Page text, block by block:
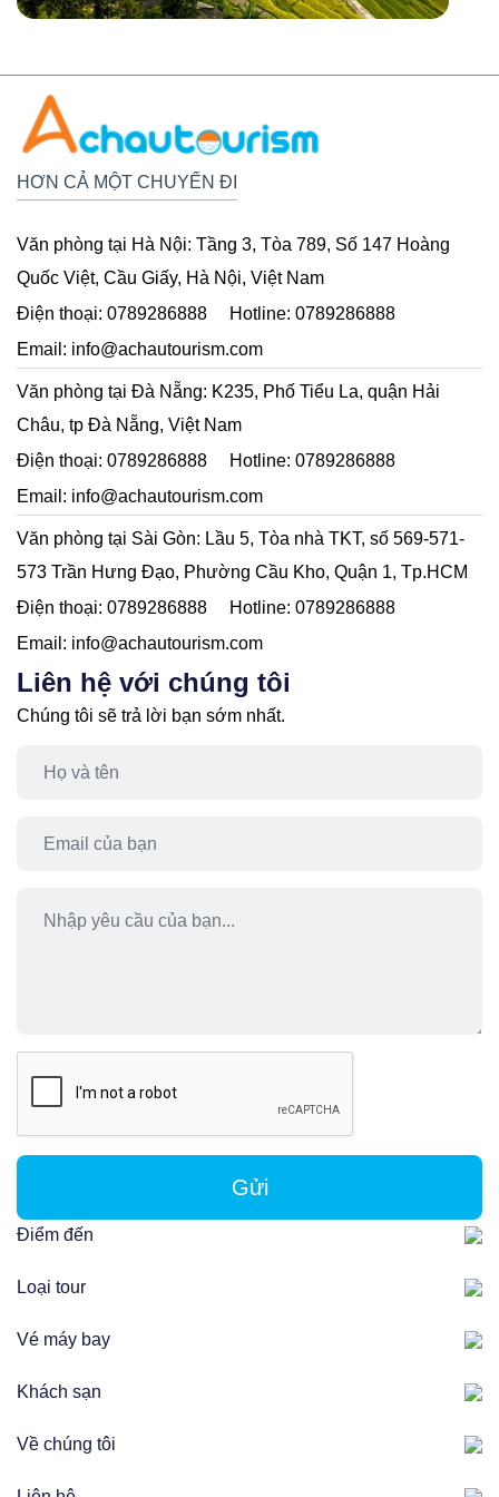
thuyền trên dòng sông Singapore ngắm cảnh vịnh
Bay về đêm, Khám phá trung tâm thương mại
- tìm hiểu Phong Thuỷ Thượng - Phong Thuỷ Hạ đất nước
Singapore (chi phí tự túc).
Cửa hàng bán dầu gió + Collagen dưỡng da – các sản
Baruh.
Nghỉ đêm tại khách sạn tại Johor Baruh.
HƠN CẢ MỘT CHUYẾN ĐI
Văn phòng tại Hà Nội: Tầng 3, Tòa 789, Số 147 Hoàng
Quốc Việt, Cầu Giấy, Hà Nội, Việt Nam
Điện thoại: 0789286888 Hotline: 0789286888
Email: info@achautourism.com
Văn phòng tại Đà Nẵng: K235, Phố Tiểu La, quận Hải
Châu, tp Đà Nẵng, Việt Nam
Điện thoại: 0789286888 Hotline: 0789286888
Email: info@achautourism.com
Văn phòng tại Sài Gòn: Lầu 5, Tòa nhà TKT, số 569-571-
573 Trần Hưng Đạo, Phường Cầu Kho, Quận 1, Tp.HCM
Điện thoại: 0789286888 Hotline: 0789286888
Email: info@achautourism.com
Liên hệ với chúng tôi
Chúng tôi sẽ trả lời bạn sớm nhất.
Gửi
Điểm đến
Loại tour
Vé máy bay
Khách sạn
Về chúng tôi